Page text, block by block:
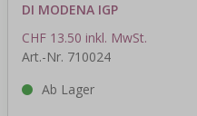
DI MODENA IGP
CHF 13.50 inkl. MwSt.
Art.-Nr. 710024
Ab Lager